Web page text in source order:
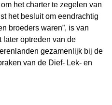
het charter te zegelen van
het besluit om eendrachtig
broeders waren”, is van
later optreden van de
gezamenlijk bij de
van de Dief- Lek- en